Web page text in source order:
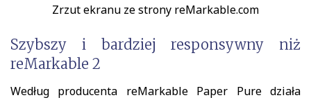
Zrzut ekranu ze strony reMarkable.com
Szybszy i bardziej responsywny niż
reMarkable 2
Według producenta reMarkable Paper Pure działa